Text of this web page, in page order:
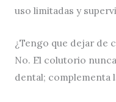
uso limitadas y
¿Tengo que dejar de
No. El colutorio
dental; complementa